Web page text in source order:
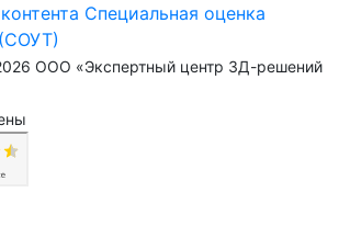
Специальная оценка
ООО «Экспертный центр 3Д-решений